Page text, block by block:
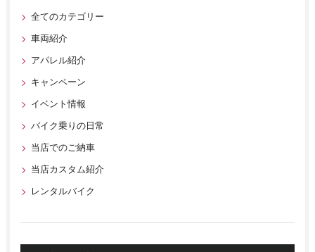
全てのカテゴリー
車両紹介
アパレル紹介
キャンペーン
イベント情報
バイク乗りの日常
当店でのご納車
当店カスタム紹介
レンタルバイク